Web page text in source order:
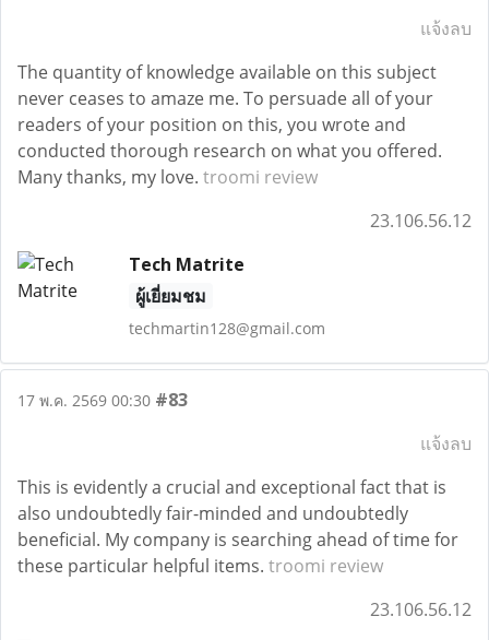
แจ้งลบ
The quantity of knowledge available on this subject
never ceases to amaze me. To persuade all of your
readers of your position on this, you wrote and
conducted thorough research on what you offered.
Many thanks, my love. troomi review
23.106.56.12
Tech Matrite
ผู้เยี่ยมชม
techmartin128@gmail.com
17 พ.ค. 2569 00:30 #83
แจ้งลบ
This is evidently a crucial and exceptional fact that is
also undoubtedly fair-minded and undoubtedly
beneficial. My company is searching ahead of time for
these particular helpful items. troomi review
23.106.56.12